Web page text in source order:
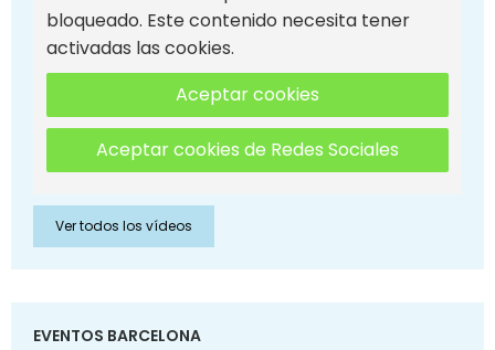
bloqueado. Este contenido necesita tener
activadas las cookies.
Aceptar cookies
Aceptar cookies de Redes Sociales
Ver todos los vídeos
EVENTOS BARCELONA